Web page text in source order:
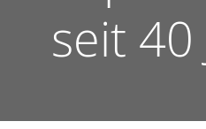
seit 40